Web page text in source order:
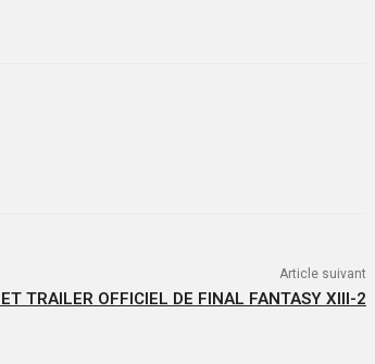
Article suivant
TRAILER OFFICIEL DE FINAL FANTASY XIII-2